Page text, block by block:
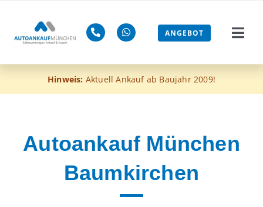
springen
ANGEBOT
Hinweis: Aktuell Ankauf ab Baujahr 2009!
Autoankauf München
Baumkirchen